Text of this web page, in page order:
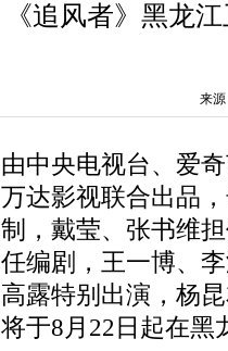
《追风者》黑龙
来源
由中央电视台、爱
万达影视联合出品
制，戴莹、张书维
任编剧，王一博、
高露特别出演，杨
将于8月22日起在黑